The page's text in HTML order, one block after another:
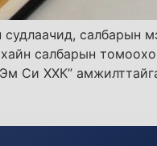
салбарын
салбарын
Си ХХК”